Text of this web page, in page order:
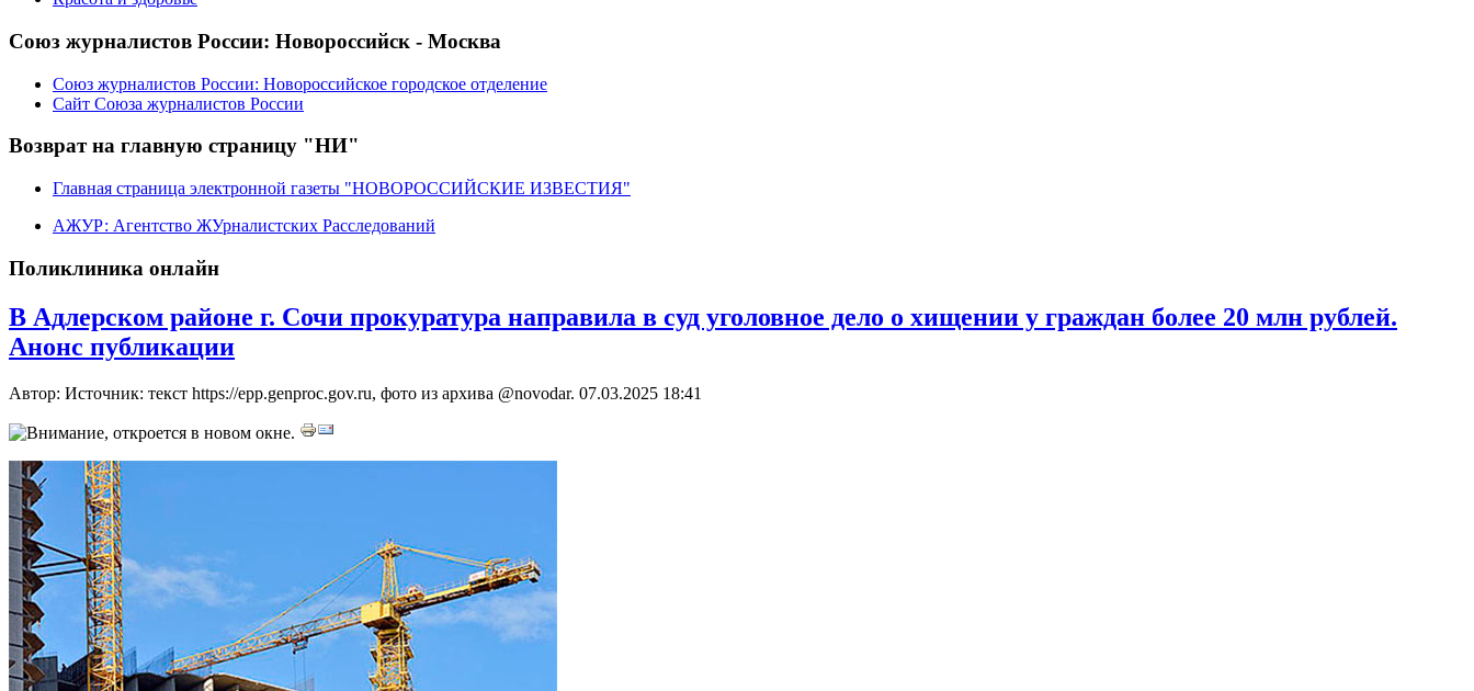
Союз журналистов России: Новороссийск - Москва
Союз журналистов России: Новороссийское городское отделение
Сайт Союза журналистов России
Возврат на главную страницу "НИ"
Главная страница электронной газеты "НОВОРОССИЙСКИЕ ИЗВЕСТИЯ"
АЖУР: Агентство ЖУрналистских Расследований
Поликлиника онлайн
В Адлерском районе г. Сочи прокуратура направила в суд уголовное дело о хищении у граждан более 20 млн рублей.
Анонс публикации
Автор: Источник: текст https://epp.genproc.gov.ru, фото из архива @novodar. 07.03.2025 18:41